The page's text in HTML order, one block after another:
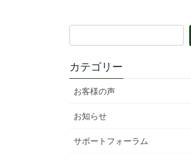
カテゴリー
お客様の声
お知らせ
サポートフォーラム